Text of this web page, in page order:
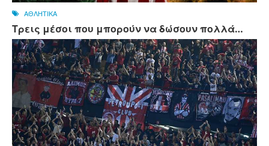
ΑΘΛΗΤΙΚΑ
Τρεις μέσοι που μπορούν να δώσουν πολλά…